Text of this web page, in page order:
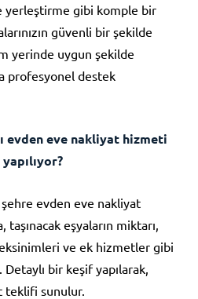
yerleştirme gibi komple bir
güvenli bir şekilde
yerinde uygun şekilde
profesyonel destek
evden eve nakliyat hizmeti
evden eve nakliyat
eşyaların miktarı,
ve ek hizmetler gibi
bir keşif yapılarak,
teklifi sunulur.